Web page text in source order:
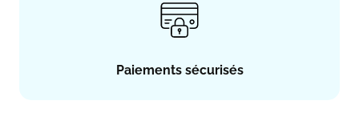
Paiements sécurisés